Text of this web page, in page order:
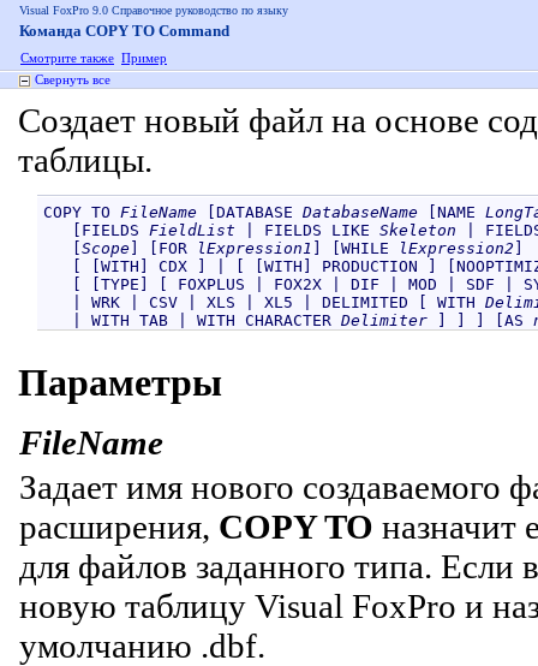
Visual FoxPro 9.0 Справочное руководство по языку
Команда COPY TO Command
Смотрите также Пример
Свернуть все
Создает новый файл на основе
таблицы.
COPY TO FileName [DATABASE DatabaseName [NAME
   [FIELDS
FieldList | FIELDS LIKE Skeleton |
Scope ] [FOR lExpression1 ] [WHILE lExpression2
[ [WITH] CDX ] | [ [WITH] PRODUCTION ]
[ [TYPE] [ FOXPLUS | FOX2X | DIF | MOD | SDF |
   | WRK | CSV | XLS | XL5 | DELIMITED [ WITH
   | WITH TAB | WITH CHARACTER
Delimiter ] ] ] [AS
Параметры
FileName
Задает имя нового создаваемого
расширения, COPY TO назначит
для файлов заданного типа. Если
новую таблицу Visual FoxPro и
умолчанию .dbf.